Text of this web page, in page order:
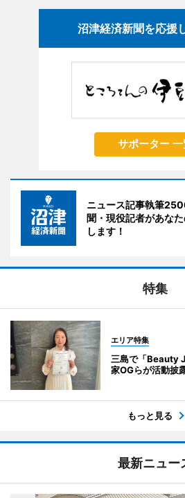
沼津経済新聞を応援
サポーター 一
ニュース記事執筆
聞・現役記者があな
します！
特集
エリア特集
三島で「Beauty
家OGらが活動披
もっと見る
最新ニュー